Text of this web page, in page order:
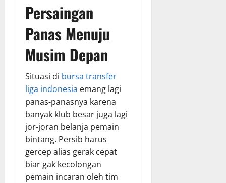
Persaingan
Panas Menuju
Musim Depan
Situasi di bursa transfer
liga indonesia emang lagi
panas-panasnya karena
banyak klub besar juga lagi
jor-joran belanja pemain
bintang. Persib harus
gercep alias gerak cepat
biar gak kecolongan
pemain incaran oleh tim